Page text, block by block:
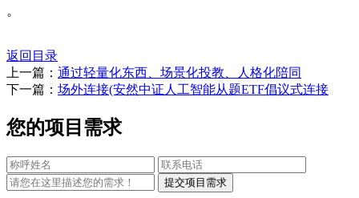
。
返回目录
上一篇： 通过轻量化东西、场景化投教、人格化陪同
下一篇： 场外连接(安然中证人工智能从题ETF倡议式连接
您的项目需求